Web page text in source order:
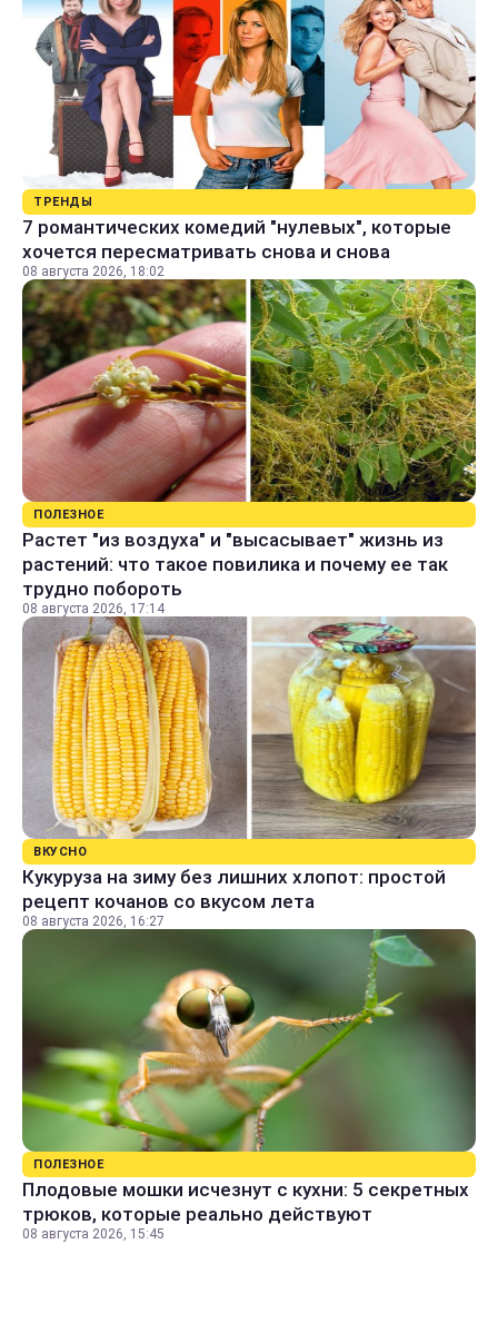
ТРЕНДЫ
7 романтических комедий "нулевых", которые
хочется пересматривать снова и снова
08 августа 2026, 18:02
ПОЛЕЗНОЕ
Растет "из воздуха" и "высасывает" жизнь из
растений: что такое повилика и почему ее так
трудно побороть
08 августа 2026, 17:14
ВКУСНО
Кукуруза на зиму без лишних хлопот: простой
рецепт кочанов со вкусом лета
08 августа 2026, 16:27
ПОЛЕЗНОЕ
Плодовые мошки исчезнут с кухни: 5 секретных
трюков, которые реально действуют
08 августа 2026, 15:45